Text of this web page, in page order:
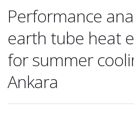
Performance
earth tube heat
for summer
Ankara